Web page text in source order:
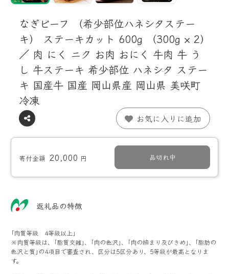
なぎビーフ （希少部位ハネシタステー
キ） ステーキカット 600g （300g × 2）
／ 肉 にく ニク お肉 おにく 牛肉 牛 う
し 牛ステーキ 希少部位 ハネシタ ステー
キ 国産牛 国産 岡山県産 岡山県 美咲町
冷凍
お気に入りに追加
寄付金額 20,000 円 品切れ中
返礼品の特徴
｢肉質等級 4等級以上｣
※肉質等級は、｢脂質交雑｣、｢肉の色沢｣、｢肉の締まり及びきめ｣、｢脂肪の
色沢と質｣の4項目で審査され、区分は5区分あり、5等級が最高となりま
す。